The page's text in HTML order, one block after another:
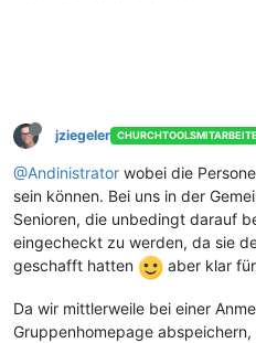
jziegeler
@Andinistrator wobei die
sein können. Bei uns in der
Senioren, die unbedingt darauf
eingecheckt zu werden, da sie
geschafft hatten
aber klar
Da wir mittlerweile bei einer
Gruppenhomepage